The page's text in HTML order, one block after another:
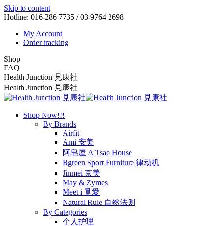
Skip to content
Hotline: 016-286 7735 / 03-9764 2698
My Account
Order tracking
Shop
FAQ
Health Junction 見康社
Health Junction 見康社
Shop Now!!!
By Brands
Airfit
Ami 安美
阿皂屋 A Tsao House
Bgreen Sport Furniture 律动机
Jinmei 京美
May & Zymes
Meet i 覓愛
Natural Rule 自然法则
By Categories
个人护理